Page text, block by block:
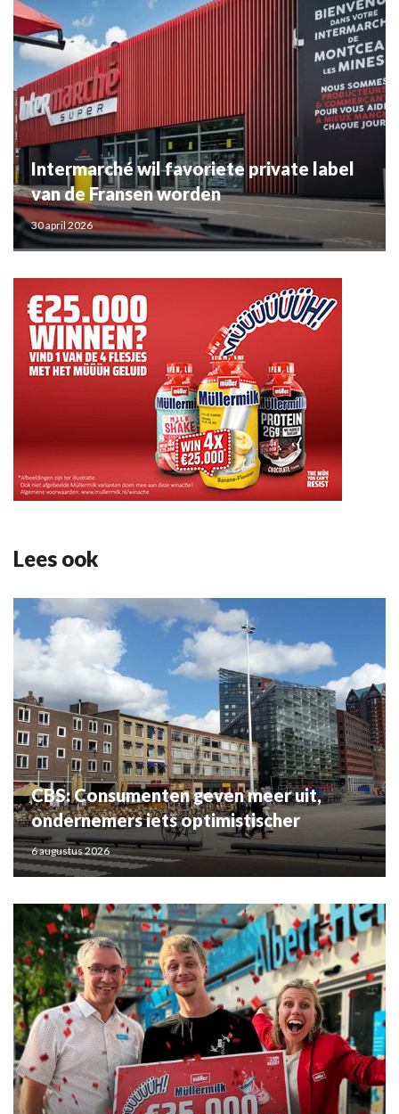
Intermarché wil favoriete private label
van de Fransen worden
30 april 2026
Lees ook
CBS: Consumenten geven meer uit,
ondernemers iets optimistischer
6 augustus 2026